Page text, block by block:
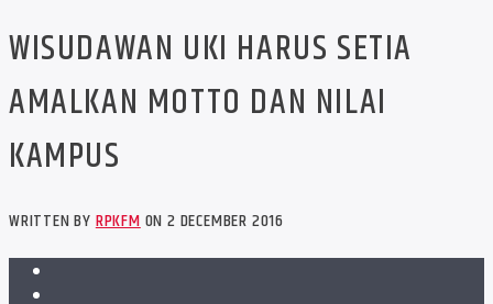
WISUDAWAN UKI HARUS SETIA
AMALKAN MOTTO DAN NILAI
KAMPUS
WRITTEN BYRPKFMON 2 DECEMBER 2016